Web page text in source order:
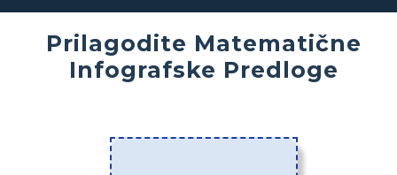
Prilagodite Matematične
Infografske Predloge